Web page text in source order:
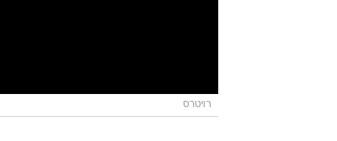
רויטרס